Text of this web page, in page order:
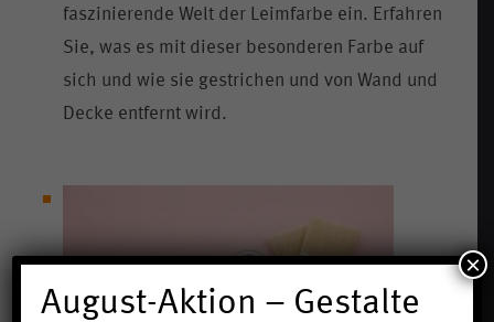
faszinierende Welt der Leimfarbe ein. Erfahren
Sie, was es mit dieser besonderen Farbe auf
sich und wie sie gestrichen und von Wand und
Decke entfernt wird.
August-Aktion – Gestalte
×